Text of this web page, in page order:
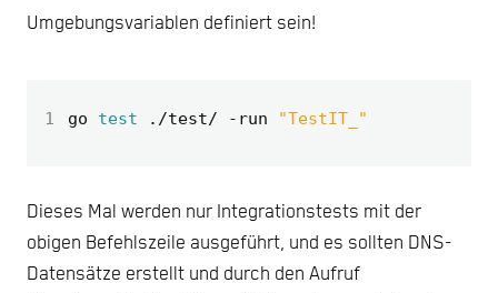
Umgebungsvariablen definiert sein!
1 go test ./test/ -run "TestIT_"
Dieses Mal werden nur Integrationstests mit der
obigen Befehlszeile ausgeführt, und es sollten DNS-
Datensätze erstellt und durch den Aufruf